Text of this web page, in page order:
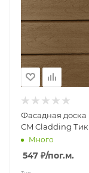
Фасадная доска
CM Cladding Тик
Много
547 ₽/пог.м.